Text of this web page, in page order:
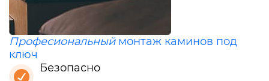
Професиональныймонтаж каминов под
ключ
Безопасно